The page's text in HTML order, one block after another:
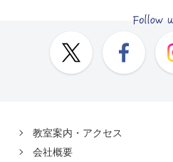
教室案内・アクセス
会社概要